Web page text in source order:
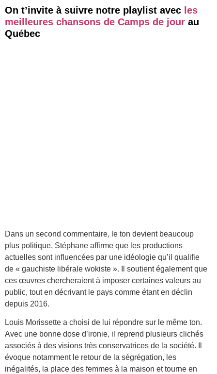
On t’invite à suivre notre playlist avec les
meilleures chansons de Camps de jour au
Québec
Dans un second commentaire, le ton devient beaucoup
plus politique. Stéphane affirme que les productions
actuelles sont influencées par une idéologie qu’il qualifie
de « gauchiste libérale wokiste ». Il soutient également que
ces œuvres chercheraient à imposer certaines valeurs au
public, tout en décrivant le pays comme étant en déclin
depuis 2016.
Louis Morissette a choisi de lui répondre sur le même ton.
Avec une bonne dose d’ironie, il reprend plusieurs clichés
associés à des visions très conservatrices de la société. Il
évoque notamment le retour de la ségrégation, les
inégalités, la place des femmes à la maison et tourne en